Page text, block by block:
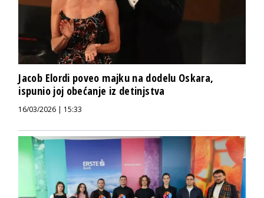
Jacob Elordi poveo majku na dodelu Oskara,
ispunio joj obećanje iz detinjstva
16/03/2026 | 15:33